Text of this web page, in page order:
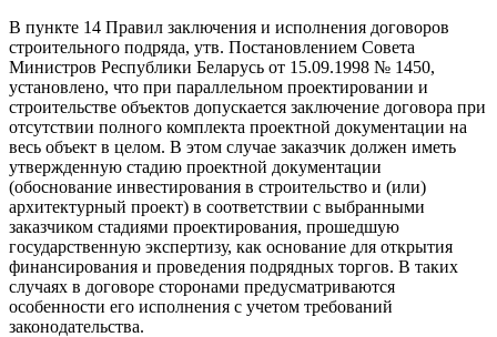
В пункте 14 Правил заключения и исполнения договоров
строительного подряда, утв. Постановлением Совета
Министров Республики Беларусь от 15.09.1998 № 1450,
установлено, что при параллельном проектировании и
строительстве объектов допускается заключение договора при
отсутствии полного комплекта проектной документации на
весь объект в целом. В этом случае заказчик должен иметь
утвержденную стадию проектной документации
(обоснование инвестирования в строительство и (или)
архитектурный проект) в соответствии с выбранными
заказчиком стадиями проектирования, прошедшую
государственную экспертизу, как основание для открытия
финансирования и проведения подрядных торгов. В таких
случаях в договоре сторонами предусматриваются
особенности его исполнения с учетом требований
законодательства.